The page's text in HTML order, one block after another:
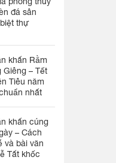
đá sân
thự
khấn Rằm
Giêng – Tết
Tiêu năm
nhất
khấn cúng
– Cách
và bài văn
Tất khốc